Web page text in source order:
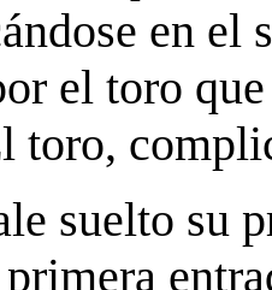
en el
el toro
toro,
suelto su
primera